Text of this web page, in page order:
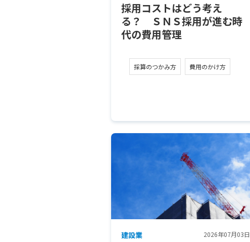
採用コストはどう考え
る？ ＳＮＳ採用が進む時
代の費用管理
採算のつかみ方 費用のかけ方
建設業 2026年07月03日